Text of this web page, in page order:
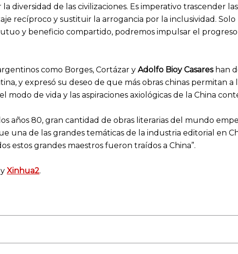
diversidad de las civilizaciones. Es imperativo trascender
recíproco y sustituir la arrogancia por la inclusividad.
y beneficio compartido, podremos impulsar el progreso
como Borges, Cortázar y Adolfo Bioy Casareshan
y expresó su deseo de que más obras chinas permitan a
de vida y las aspiraciones axiológicas de la China
años 80, gran cantidad de obras literarias del mundo
una de las grandes temáticas de la industria editorial en
estos grandes maestros fueron traídos a China”.
y Xinhua2.